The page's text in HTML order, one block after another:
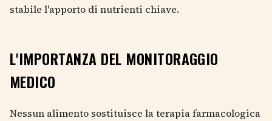
stabile l'apporto di nutrienti chiave.
L'IMPORTANZA DEL MONITORAGGIO
MEDICO
Nessun alimento sostituisce la terapia farmacologica